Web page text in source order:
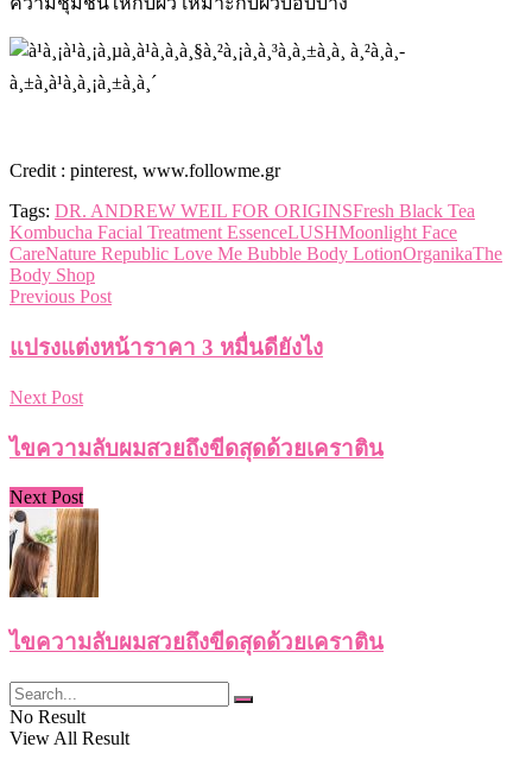
Credit : pinterest, www.followme.gr
Tags: DR. ANDREW WEIL FOR ORIGINSFresh Black Tea
Kombucha Facial Treatment EssenceLUSHMoonlight Face
CareNature Republic Love Me Bubble Body LotionOrganikaThe
Body Shop
Previous Post
แปรงแต่งหน้าราคา 3 หมื่นดียังไง
Next Post
ไขความลับผมสวยถึงขีดสุดด้วยเคราติน
Next Post
ไขความลับผมสวยถึงขีดสุดด้วยเคราติน
No Result
View All Result